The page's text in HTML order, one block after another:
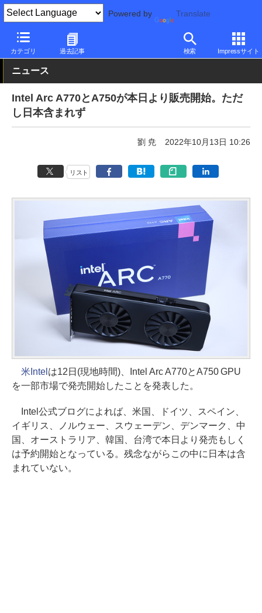
Powered by Translate
カテゴリ 過去記事 検索 Impressサイト
PC Watch 半導体/周辺機器
ニュース
Intel Arc A770とA750が本日より販売開始。ただ
し日本含まれず
劉 尭 2022年10月13日 10:26
リスト
米Intel は12日(現地時間)、Intel Arc A770とA750 GPU
を一部市場で発売開始したことを発表した。
Intel公式ブログによれば、米国、ドイツ、スペイン、
イギリス、ノルウェー、スウェーデン、デンマーク、中
国、オーストラリア、韓国、台湾で本日より発売もしく
は予約開始となっている。残念ながらこの中に日本は含
まれていない。